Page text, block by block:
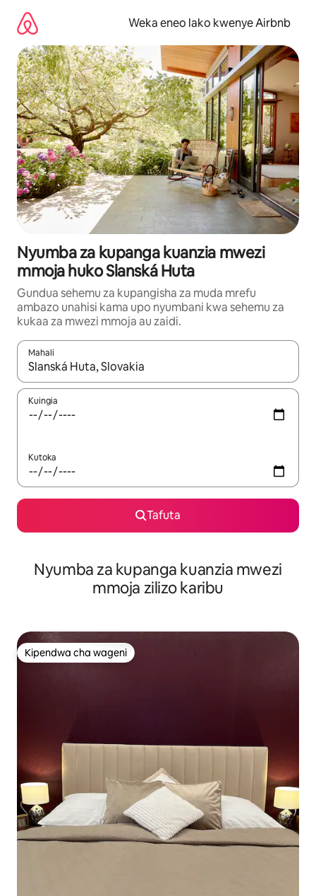
kwenda
kwenye
maudhui
Weka eneo lako kwenye Airbnb
Nyumba za kupanga kuanzia mwezi
mmoja huko Slanská Huta
Gundua sehemu za kupangisha za muda mrefu
ambazo unahisi kama upo nyumbani kwa sehemu za
kukaa za mwezi mmoja au zaidi.
Mahali
Wakati matokeo yanapatikana, vinjari kwa kutumia vitufe vya
Kuingia
Kutoka
Tafuta
Nyumba za kupanga kuanzia mwezi
mmoja zilizo karibu
Kipendwa cha wageni
Kipendwa cha wageni